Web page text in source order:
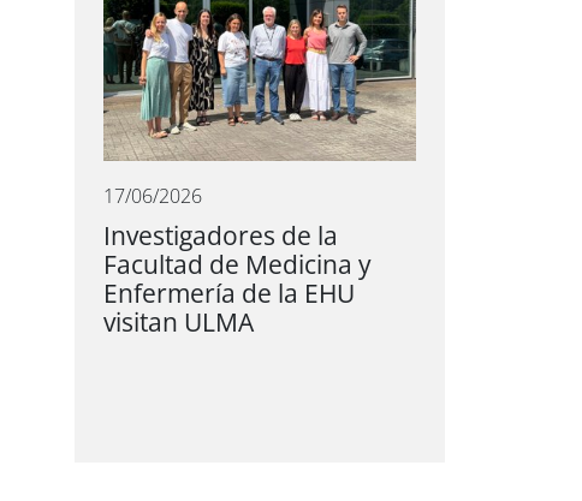
17/06/2026
Investigadores de la
Facultad de Medicina y
Enfermería de la EHU
visitan ULMA